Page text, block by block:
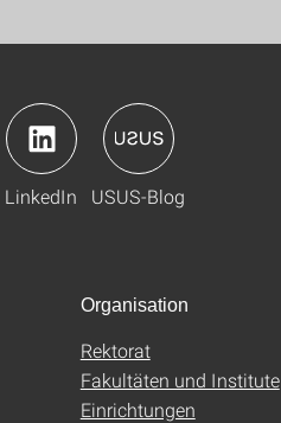
LinkedIn USUS-Blog
Organisation
Rektorat
Fakultäten und Institute
Einrichtungen